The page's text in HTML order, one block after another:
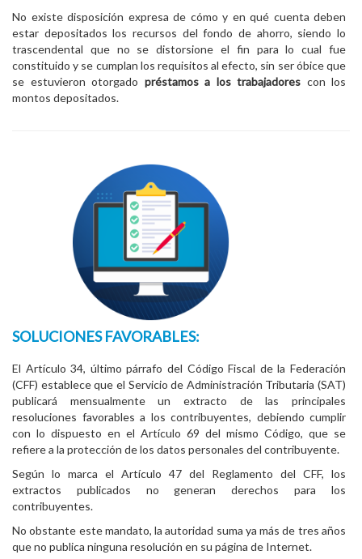
No existe disposición expresa de cómo y en qué cuenta deben
estar depositados los recursos del fondo de ahorro, siendo lo
trascendental que no se distorsione el fin para lo cual fue
constituido y se cumplan los requisitos al efecto, sin ser óbice que
se estuvieron otorgado préstamos a los trabajadores con los
montos depositados.
SOLUCIONES FAVORABLES:
El Artículo 34, último párrafo del Código Fiscal de la Federación
(CFF) establece que el Servicio de Administración Tributaria (SAT)
publicará mensualmente un extracto de las principales
resoluciones favorables a los contribuyentes, debiendo cumplir
con lo dispuesto en el Artículo 69 del mismo Código, que se
refiere a la protección de los datos personales del contribuyente.
Según lo marca el Artículo 47 del Reglamento del CFF, los
extractos publicados no generan derechos para los
contribuyentes.
No obstante este mandato, la autoridad suma ya más de tres años
que no publica ninguna resolución en su página de Internet.